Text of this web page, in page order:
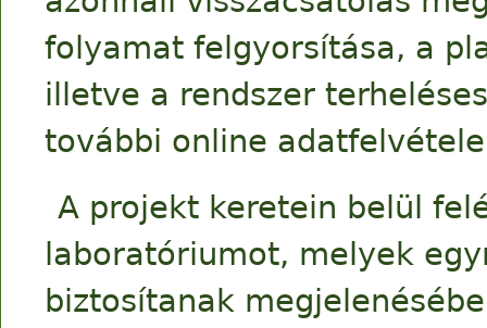
folyamat felgyorsítása, a
illetve a rendszer
további online
A projekt keretein belül
laboratóriumot, melyek
biztosítanak